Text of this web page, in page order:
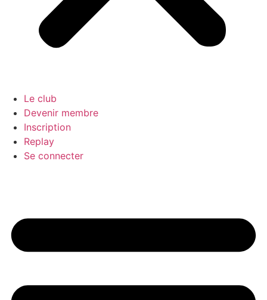
Le club
Devenir membre
Inscription
Replay
Se connecter